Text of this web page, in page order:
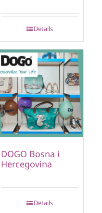
Details
DOGO Bosna i
Hercegovina
Details